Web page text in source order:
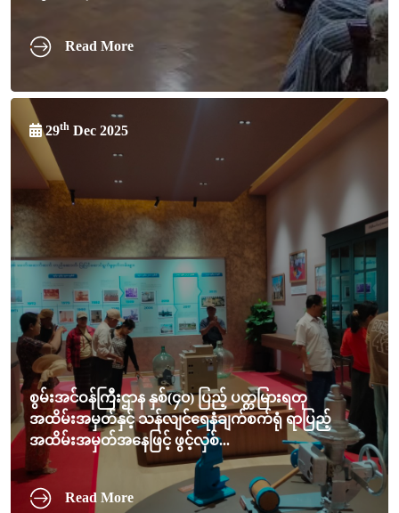
Read More
29th Dec 2025
စွမ်းအင်ဝန်ကြီးဌာန နှစ်(၄၀) ပြည့် ပတ္တမြားရတု
အထိမ်းအမှတ်နှင့် သန်လျင်ရေနံချက်စက်ရုံ ရာပြည့်
အထိမ်းအမှတ်အနေဖြင့် ဖွင့်လှစ်...
Read More